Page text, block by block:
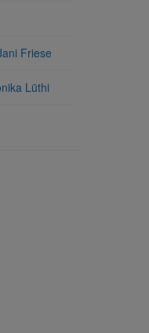
Friese
Lüthi